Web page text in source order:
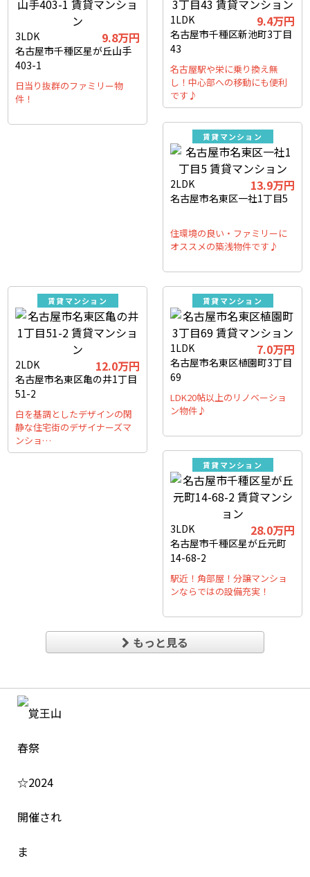
3LDK 9.8万円
名古屋市千種区星が丘山手
403-1
日当り抜群のファミリー物
件！
1LDK 9.4万円
名古屋市千種区新池町3丁目
43
名古屋駅や栄に乗り換え無
し！中心部への移動にも便利
です♪
賃貸マンション
2LDK 13.9万円
名古屋市名東区一社1丁目5
住環境の良い・ファミリーに
オススメの築浅物件です♪
賃貸マンション
2LDK 12.0万円
名古屋市名東区亀の井1丁目
51-2
白を基調としたデザインの閑
静な住宅街のデザイナーズマ
ンショ…
賃貸マンション
1LDK 7.0万円
名古屋市名東区植園町3丁目
69
LDK20帖以上のリノベーショ
ン物件♪
賃貸マンション
3LDK 28.0万円
名古屋市千種区星が丘元町
14-68-2
駅近！角部屋！分譲マンショ
ンならではの設備充実！
もっと見る